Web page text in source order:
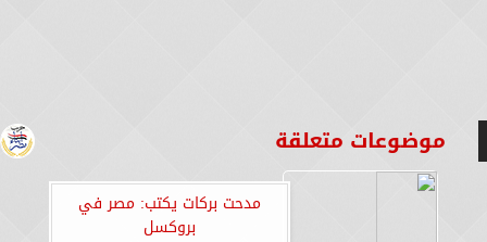
موضوعات متعلقة
مدحت بركات يكتب: مصر في
بروكسل